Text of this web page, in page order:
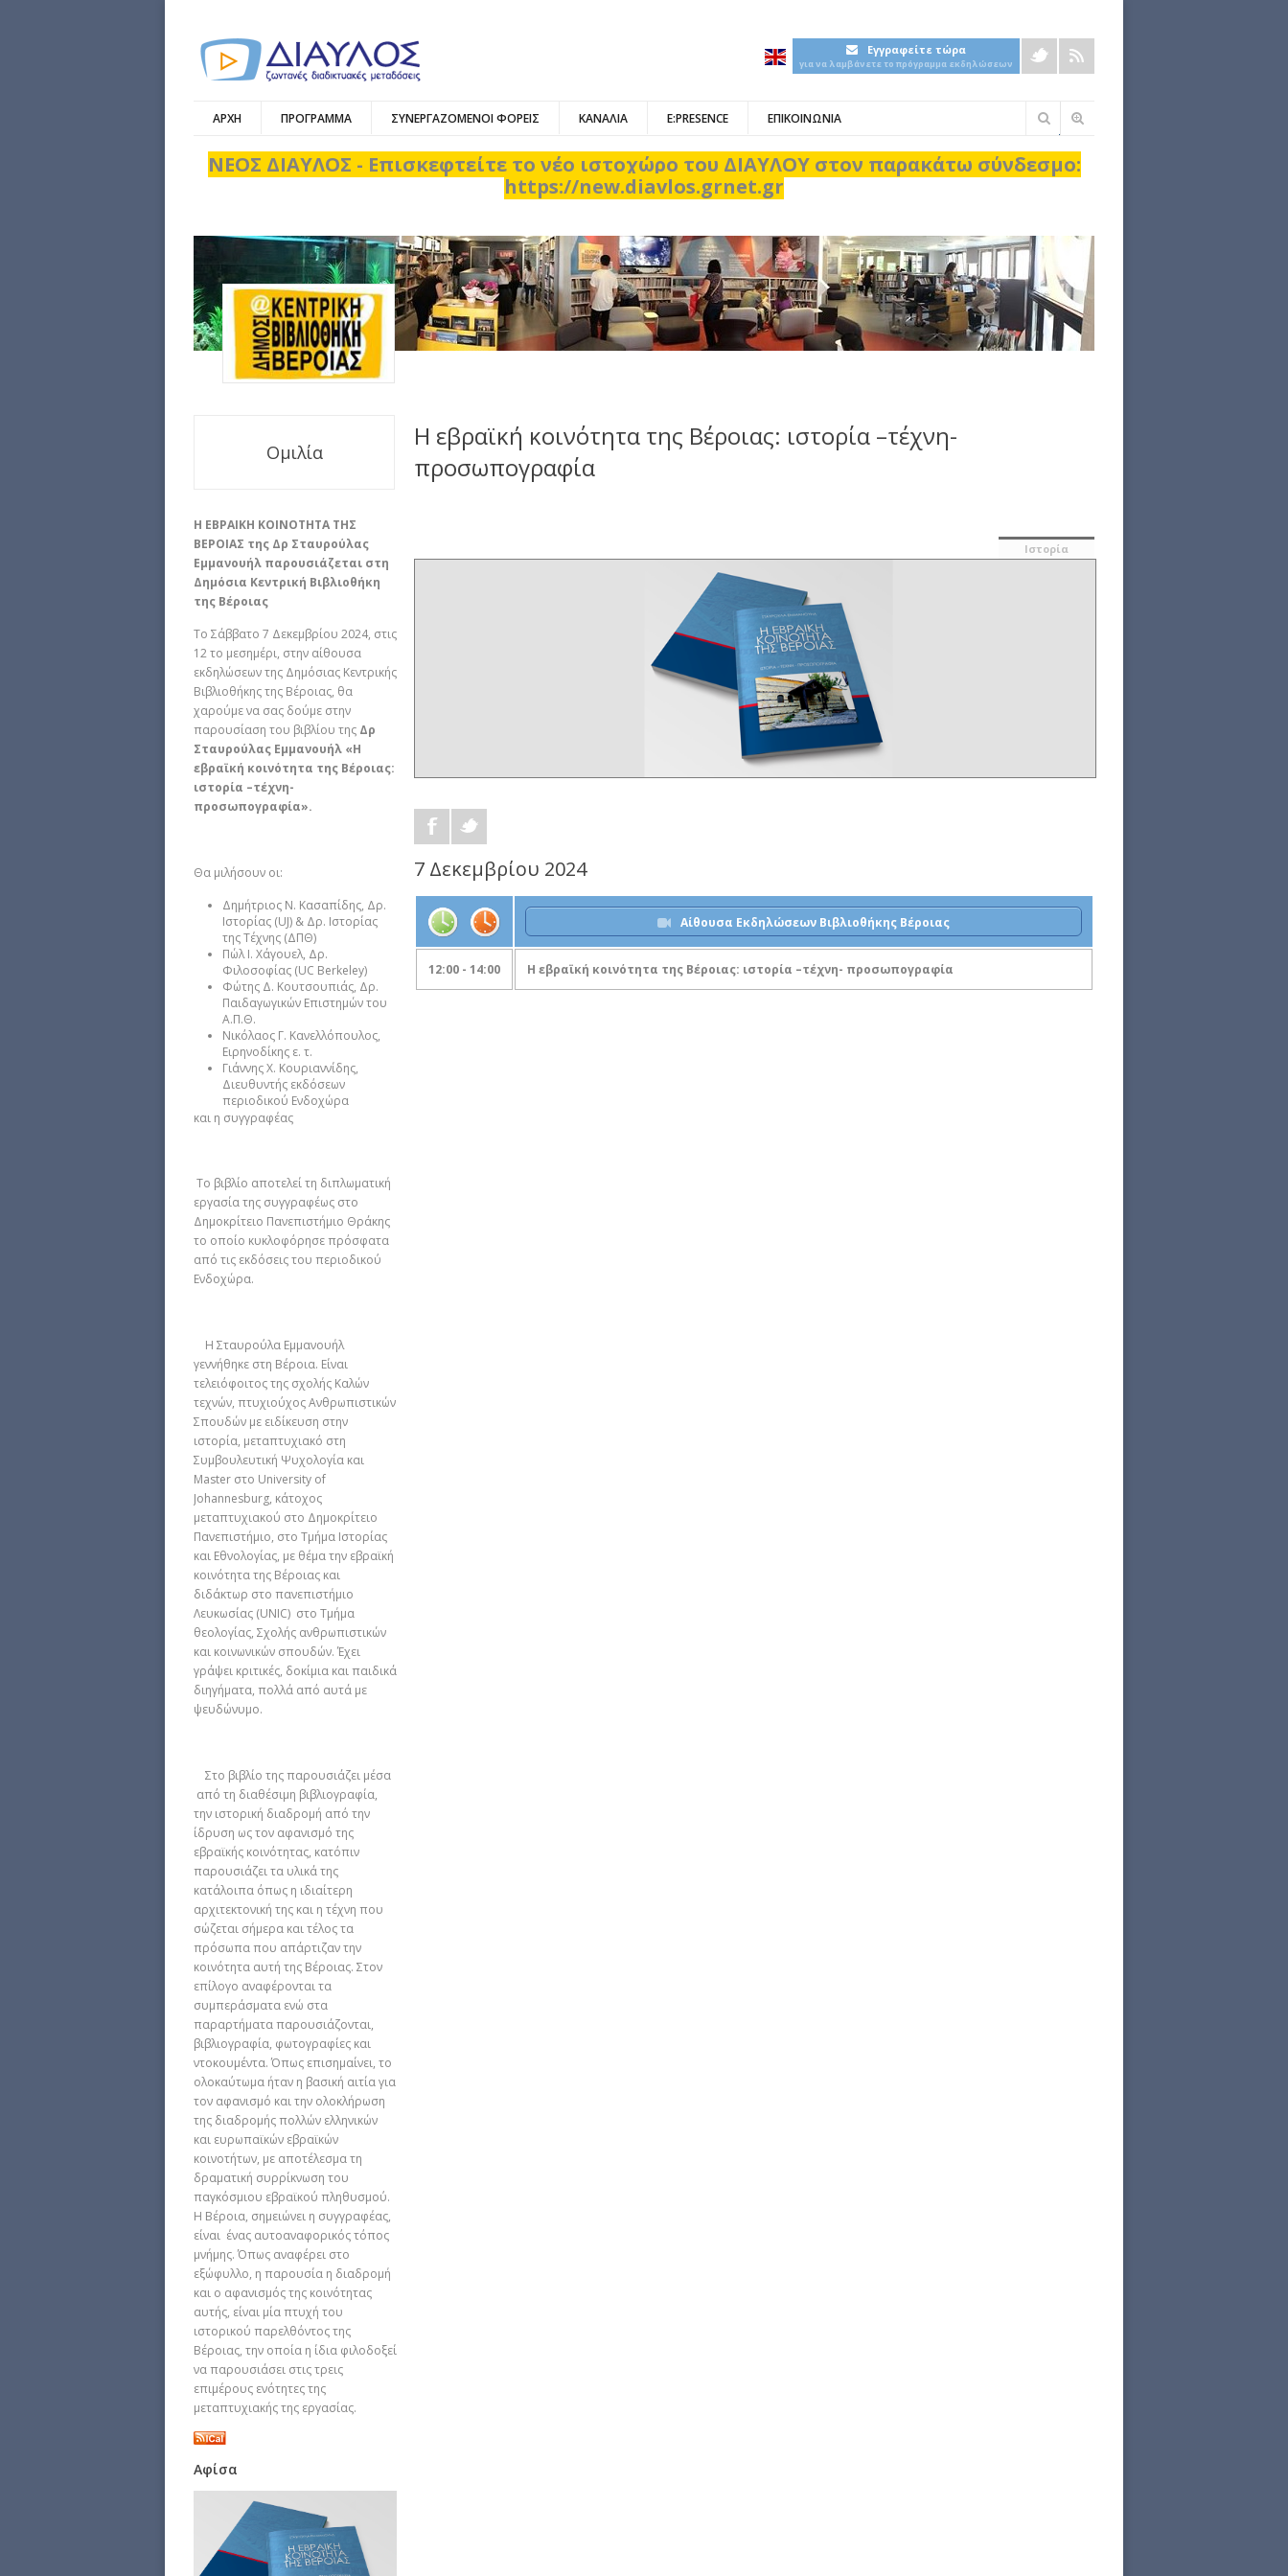
Εγγραφείτε τώρα
για να λαμβάνετε το πρόγραμμα εκδηλώσεων
ΑΡΧΗ ΠΡΟΓΡΑΜΜΑ ΣΥΝΕΡΓΑΖΟΜΕΝΟΙ ΦΟΡΕΙΣ ΚΑΝΑΛΙΑ E:PRESENCE ΕΠΙΚΟΙΝΩΝΙΑ
Φόρμα
αναζήτησης
ΝΕΟΣ ΔΙΑΥΛΟΣ - Επισκεφτείτε το νέο ιστοχώρο του ΔΙΑΥΛΟΥ στον παρακάτω σύνδεσμο:
https://new.diavlos.grnet.gr
Η εβραϊκή κοινότητα της Βέροιας: ιστορία –τέχνη-
προσωπογραφία
Ομιλία
Η ΕΒΡΑΙΚΗ ΚΟΙΝΟΤΗΤΑ ΤΗΣ
ΒΕΡΟΙΑΣ της Δρ Σταυρούλας
Εμμανουήλ παρουσιάζεται στη
Δημόσια Κεντρική Βιβλιοθήκη
της Βέροιας
Το Σάββατο 7 Δεκεμβρίου 2024, στις
12 το μεσημέρι, στην αίθουσα
εκδηλώσεων της Δημόσιας Κεντρικής
Βιβλιοθήκης της Βέροιας, θα
χαρούμε να σας δούμε στην
παρουσίαση του βιβλίου της Δρ
Σταυρούλας Εμμανουήλ «Η
εβραϊκή κοινότητα της Βέροιας:
ιστορία –τέχνη-
προσωπογραφία».
Θα μιλήσουν οι:
Δημήτριος Ν. Κασαπίδης, Δρ.
Ιστορίας (UJ) & Δρ. Ιστορίας
της Τέχνης (ΔΠΘ)
Πώλ Ι. Χάγουελ, Δρ.
Φιλοσοφίας (UC Berkeley)
Φώτης Δ. Κουτσουπιάς, Δρ.
Παιδαγωγικών Επιστημών του
Α.Π.Θ.
Νικόλαος Γ. Κανελλόπουλος,
Ειρηνοδίκης ε. τ.
Γιάννης Χ. Κουριαννίδης,
Διευθυντής εκδόσεων
περιοδικού Ενδοχώρα
και η συγγραφέας
Το βιβλίο αποτελεί τη διπλωματική
εργασία της συγγραφέως στο
Δημοκρίτειο Πανεπιστήμιο Θράκης
το οποίο κυκλοφόρησε πρόσφατα
από τις εκδόσεις του περιοδικού
Ενδοχώρα.
Η Σταυρούλα Εμμανουήλ
γεννήθηκε στη Βέροια. Είναι
τελειόφοιτος της σχολής Καλών
τεχνών, πτυχιούχος Ανθρωπιστικών
Σπουδών με ειδίκευση στην
ιστορία, μεταπτυχιακό στη
Συμβουλευτική Ψυχολογία και
Master στο University of
Johannesburg, κάτοχος
μεταπτυχιακού στο Δημοκρίτειο
Πανεπιστήμιο, στο Τμήμα Ιστορίας
και Εθνολογίας, με θέμα την εβραϊκή
κοινότητα της Βέροιας και
διδάκτωρ στο πανεπιστήμιο
Λευκωσίας (UNIC) στο Τμήμα
θεολογίας, Σχολής ανθρωπιστικών
και κοινωνικών σπουδών. Έχει
γράψει κριτικές, δοκίμια και παιδικά
διηγήματα, πολλά από αυτά με
ψευδώνυμο.
Στο βιβλίο της παρουσιάζει μέσα
από τη διαθέσιμη βιβλιογραφία,
την ιστορική διαδρομή από την
ίδρυση ως τον αφανισμό της
εβραϊκής κοινότητας, κατόπιν
παρουσιάζει τα υλικά της
κατάλοιπα όπως η ιδιαίτερη
αρχιτεκτονική της και η τέχνη που
σώζεται σήμερα και τέλος τα
πρόσωπα που απάρτιζαν την
κοινότητα αυτή της Βέροιας. Στον
επίλογο αναφέρονται τα
συμπεράσματα ενώ στα
παραρτήματα παρουσιάζονται,
βιβλιογραφία, φωτογραφίες και
ντοκουμέντα. Όπως επισημαίνει, το
ολοκαύτωμα ήταν η βασική αιτία για
τον αφανισμό και την ολοκλήρωση
της διαδρομής πολλών ελληνικών
και ευρωπαϊκών εβραϊκών
κοινοτήτων, με αποτέλεσμα τη
δραματική συρρίκνωση του
παγκόσμιου εβραϊκού πληθυσμού.
Η Βέροια, σημειώνει η συγγραφέας,
είναι ένας αυτοαναφορικός τόπος
μνήμης. Όπως αναφέρει στο
εξώφυλλο, η παρουσία η διαδρομή
και ο αφανισμός της κοινότητας
αυτής, είναι μία πτυχή του
ιστορικού παρελθόντος της
Βέροιας, την οποία η ίδια φιλοδοξεί
να παρουσιάσει στις τρεις
επιμέρους ενότητες της
μεταπτυχιακής της εργασίας.
Αφίσα
Ιστορία
7 Δεκεμβρίου 2024
Αίθουσα Εκδηλώσεων Βιβλιοθήκης Βέροιας
12:00 - 14:00 Η εβραϊκή κοινότητα της Βέροιας: ιστορία –τέχνη- προσωπογραφία